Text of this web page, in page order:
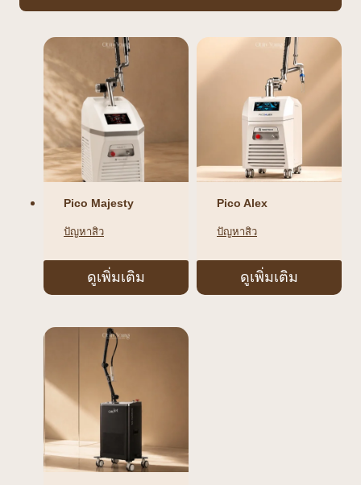
Pico Majesty
ปัญหาสิว
ดูเพิ่มเติม
Pico Alex
ปัญหาสิว
ดูเพิ่มเติม